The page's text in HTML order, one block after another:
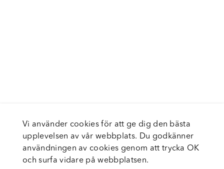
Vi använder cookies för att ge dig den bästa
upplevelsen av vår webbplats. Du godkänner
användningen av cookies genom att trycka OK
och surfa vidare på webbplatsen.